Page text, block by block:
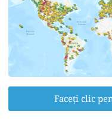
Faceți clic